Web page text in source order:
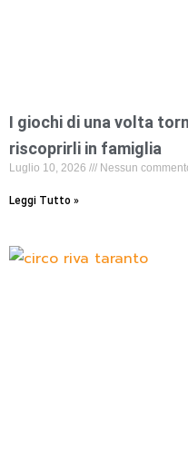
I giochi di una volta
riscoprirli in famiglia
Luglio 10, 2026 Nessun
Leggi Tutto »